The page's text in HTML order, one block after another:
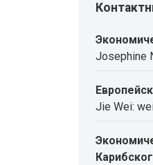
Josephine
Jie Wei: